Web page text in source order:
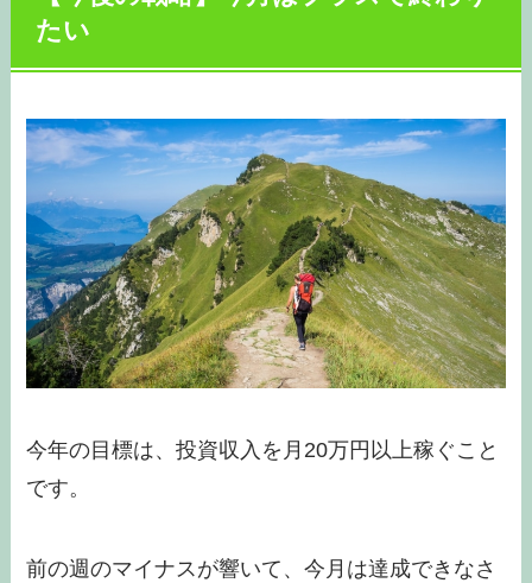
たい
今年の目標は、投資収入を月20万円以上稼ぐこと
です。
前の週のマイナスが響いて、今月は達成できなさ